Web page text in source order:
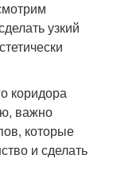
узкий
коридора
важно
которые
и сделать